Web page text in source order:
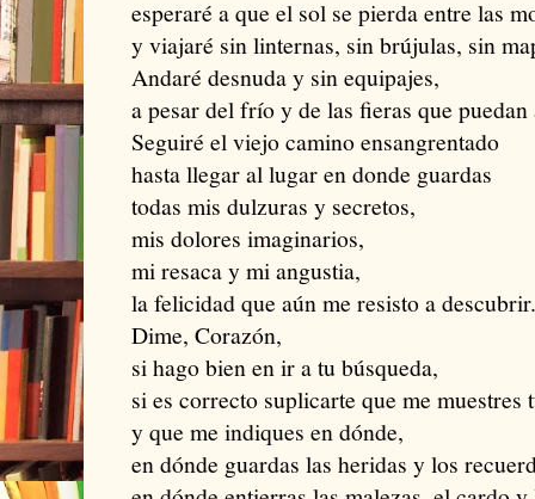
esperaré a que el sol se pierda entre las
y viajaré sin linternas, sin brújulas, sin
Andaré desnuda y sin equipajes,
a pesar del frío y de las fieras que puedan
Seguiré el viejo camino ensangrentado
hasta llegar al lugar en donde guardas
todas mis dulzuras y secretos,
mis dolores imaginarios,
mi resaca y mi angustia,
la felicidad que aún me resisto a descubrir.
Dime, Corazón,
si hago bien en ir a tu búsqueda,
si es correcto suplicarte que me muestres
y que me indiques en dónde,
en dónde guardas las heridas y los